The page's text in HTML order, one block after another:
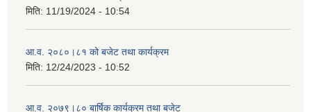
मिति: 11/19/2024 - 10:54
आ.व. २०८०।८१ को बजेट तथा कार्यक्रम
मिति: 12/24/2023 - 10:52
आ.व. २०७९।८० बार्षिक कार्यक्रम तथा बजेट